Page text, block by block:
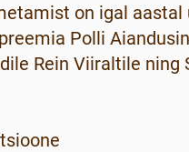
on igal
Polli
Rein Viiraltile